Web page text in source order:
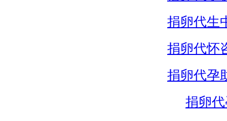
捐卵代生
捐卵代怀
捐卵代孕
捐卵